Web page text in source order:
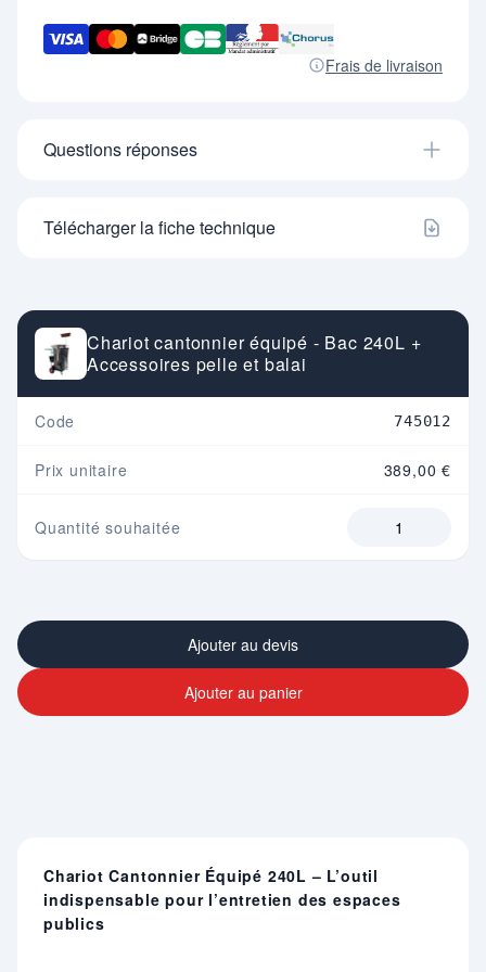
Frais de livraison
Questions réponses
Télécharger la fiche technique
Chariot cantonnier équipé - Bac 240L +
Accessoires pelle et balai
Code 745012
Prix unitaire 389,00 €
Quantité souhaitée
Ajouter au devis
Ajouter au panier
Chariot Cantonnier Équipé 240L – L’outil
indispensable pour l’entretien des espaces
publics